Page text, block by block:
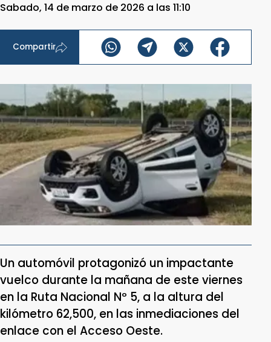
Sabado, 14 de marzo de 2026 a las 11:10
Compartir
Un automóvil protagonizó un impactante
vuelco durante la mañana de este viernes
en la Ruta Nacional Nº 5, a la altura del
kilómetro 62,500, en las inmediaciones del
enlace con el Acceso Oeste.